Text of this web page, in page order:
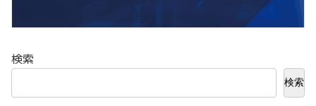
検索
検索